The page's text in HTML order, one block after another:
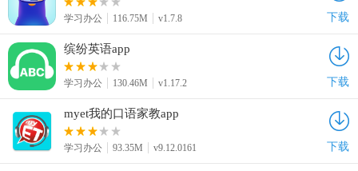
学习办公 116.75M v1.7.8 下载
缤纷英语app
学习办公 130.46M v1.17.2 下载
myet我的口语家教app
学习办公 93.35M v9.12.0161 下载